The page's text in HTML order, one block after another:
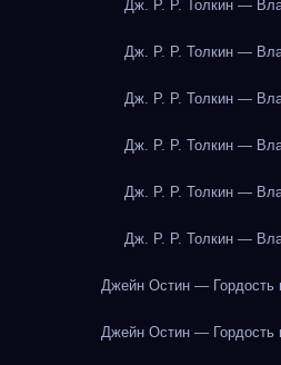
Дж. Р. Р. Толкин —
Дж. Р. Р. Толкин —
Дж. Р. Р. Толкин —
Дж. Р. Р. Толкин —
Дж. Р. Р. Толкин —
Дж. Р. Р. Толкин —
Джейн Остин — Гордость
Джейн Остин — Гордость